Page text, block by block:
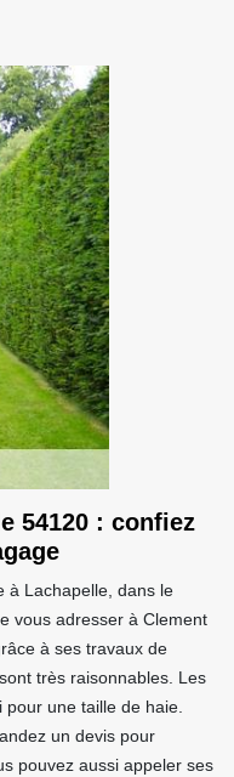
54120 : confiez
à Lachapelle, dans le
vous adresser à Clement
à ses travaux de
très raisonnables. Les
une taille de haie.
un devis pour
pouvez aussi appeler ses